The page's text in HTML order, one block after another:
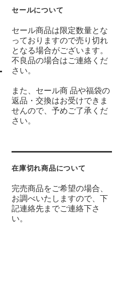
セールについて
セール商品は限定数量とな
っておりますので売り切れ
となる場合がございます。
不良品の場合はご連絡くだ
さい。
また、セール商 品や福袋の
返品・交換はお受けできま
せんので、予めご了承くだ
さい。
在庫切れ商品について
完売商品をご希望の場合、
お調べいたしますので、下
記連絡先までご連絡下さ
い。